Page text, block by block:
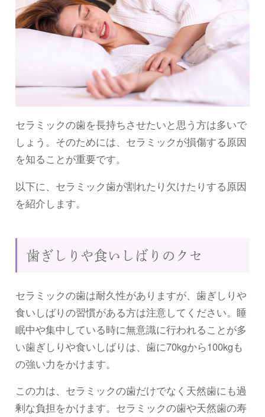
セラミックの歯を長持ちさせたいと思う方は多いで
しょう。そのためには、セラミックが損傷する原因
を知ることが重要です。
以下に、セラミック歯が割れたり欠けたりする原因
を紹介します。
歯ぎしりや食いしばりのクセ
セラミックの歯は耐久性がありますが、歯ぎしりや
食いしばりの習慣がある方は注意してください。睡
眠中や集中している時に無意識に行われることが多
い歯ぎしりや食いしばりは、歯に70kgから100kgも
の強い力をかけます。
この力は、セラミックの歯だけでなく天然歯にも過
剰な負担をかけます。セラミックの歯や天然歯の寿